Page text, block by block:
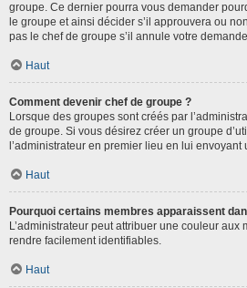
groupe. Ce dernier pourra vous demander
le groupe et ainsi décider s’il approuvera ou
pas le chef de groupe s’il annule votre
Haut
Comment devenir chef de groupe ?
Lorsque des groupes sont créés par
de groupe. Si vous désirez créer un groupe
l’administrateur en premier lieu en lui envoyant
Haut
Pourquoi certains membres apparaissent
L’administrateur peut attribuer une couleur aux
rendre facilement identifiables.
Haut